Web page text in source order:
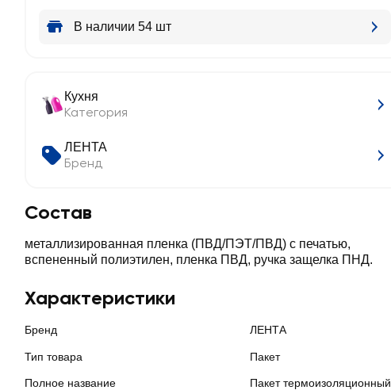
В наличии 54 шт
Кухня
Категория
ЛЕНТА
Бренд
Состав
металлизированная пленка (ПВД/ПЭТ/ПВД) с печатью,
вспененный полиэтилен, пленка ПВД, ручка защелка ПНД.
Характеристики
Бренд ЛЕНТА
Тип товара Пакет
Полное название
Пакет термоизоляционный